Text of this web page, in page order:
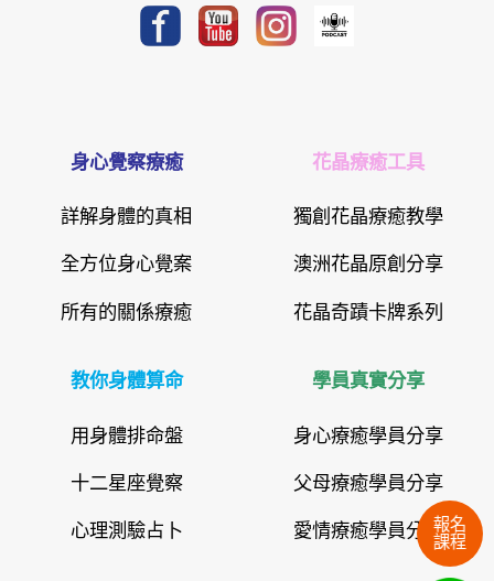
身心覺察療癒
詳解身體的真相
全方位身心覺案
所有的關係療癒
花晶療癒工具
獨創花晶療癒教學
澳洲花晶原創分享
花晶奇蹟卡牌系列
教你身體算命
用身體排命盤
十二星座覺察
心理測驗占卜
學員真實分享
身心療癒學員分享
父母療癒學員分享
愛情療癒學員分享報名
課程